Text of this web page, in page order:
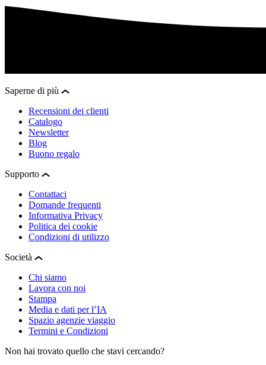
Saperne di più
Recensioni dei clienti
Catalogo
Newsletter
Blog
Buono regalo
Supporto
Contattaci
Domande frequenti
Informativa Privacy
Politica dei cookie
Condizioni di utilizzo
Società
Chi siamo
Lavora con noi
Stampa
Media e dati per l’IA
Spazio agenzie viaggio
Termini e Condizioni
Non hai trovato quello che stavi cercando?